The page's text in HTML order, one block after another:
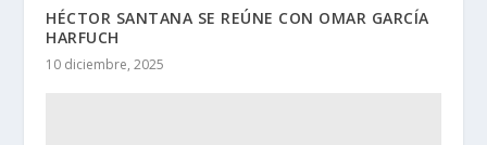
HÉCTOR SANTANA SE REÚNE CON OMAR GARCÍA
HARFUCH
10 diciembre, 2025